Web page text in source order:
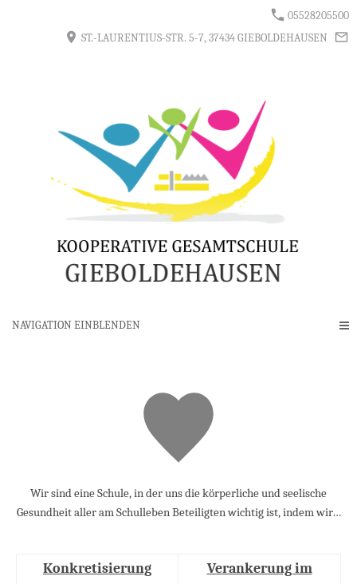
05528205500
ST.-LAURENTIUS-STR. 5-7, 37434 GIEBOLDEHAUSEN
NAVIGATION EINBLENDEN
Wir sind eine Schule, in der uns die körperliche und seelische
Gesundheit aller am Schulleben Beteiligten wichtig ist, indem wir…
Konkretisierung
Verankerung im